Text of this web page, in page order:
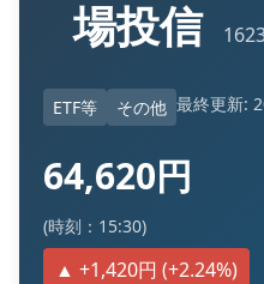
場投信
ETF等 その他 最終更新:
64,620円
(時刻：15:30)
▲ +1,420円 (+2.24%)